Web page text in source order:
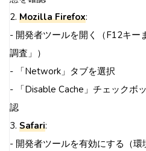
2. Mozilla Firefox:
- 開発者ツールを開く（F12キ
調査」）
- 「Network」タブを選択
- 「Disable Cache」チェックボ
認
3. Safari:
- 開発者ツールを有効にする（